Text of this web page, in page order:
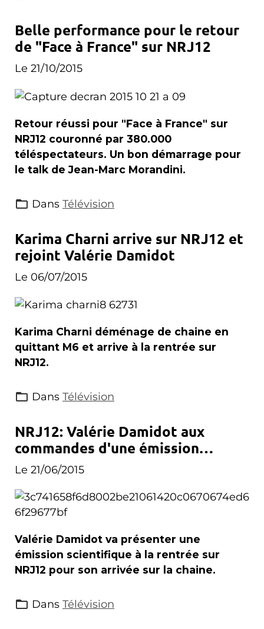
Belle performance pour le retour
de "Face à France" sur NRJ12
Le 21/10/2015
Retour réussi pour "Face à France" sur
NRJ12 couronné par 380.000
téléspectateurs. Un bon démarrage pour
le talk de Jean-Marc Morandini.
Dans Télévision
Karima Charni arrive sur NRJ12 et
rejoint Valérie Damidot
Le 06/07/2015
Karima Charni déménage de chaine en
quittant M6 et arrive à la rentrée sur
NRJ12.
Dans Télévision
NRJ12: Valérie Damidot aux
commandes d'une émission
scientifique à la rentrée
Le 21/06/2015
Valérie Damidot va présenter une
émission scientifique à la rentrée sur
NRJ12 pour son arrivée sur la chaine.
Dans Télévision